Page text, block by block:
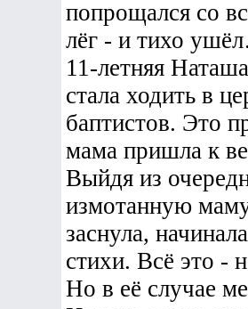
попрощался со
лёг - и тихо
11-летняя
стала ходить в
баптистов. Это
мама пришла к
Выйдя из
измотанную
заснула,
стихи. Всё это -
Но в её случае